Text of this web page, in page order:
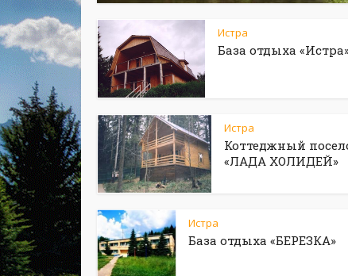
Истра
База отдыха
Истра
Коттеджный
«ЛАДА ХОЛИДЕЙ»
Истра
База отдыха «БЕРЕЗКА»